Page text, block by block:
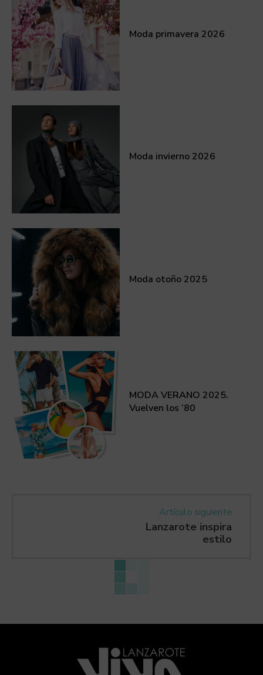
Moda primavera 2026
Moda invierno 2026
Moda otoño 2025
MODA VERANO 2025.
Vuelven los ’80
Artículo siguiente
Lanzarote inspira
estilo